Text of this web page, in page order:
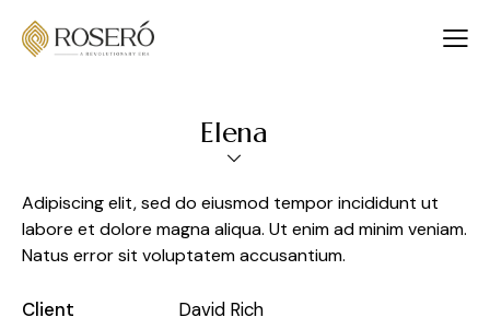
Elena
Adipiscing elit, sed do eiusmod tempor incididunt ut
labore et dolore magna aliqua. Ut enim ad minim veniam.
Natus error sit voluptatem accusantium.
Client
David Rich